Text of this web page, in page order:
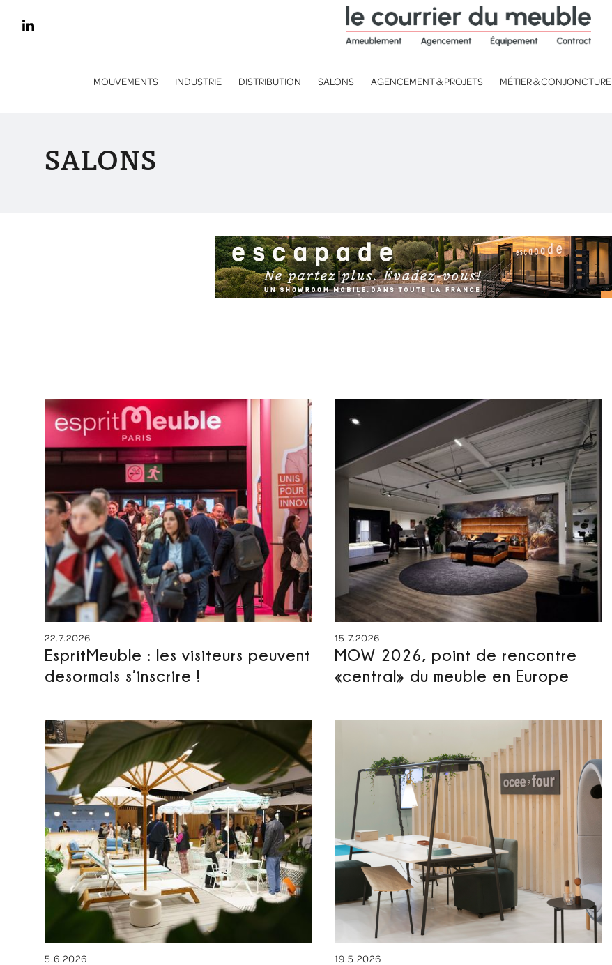
MOUVEMENTS INDUSTRIE DISTRIBUTION SALONS AGENCEMENT & PROJETS MÉTIER & CONJONCTURE
SALONS
22.7.2026
EspritMeuble : les visiteurs peuvent
desormais s’inscrire !
15.7.2026
MOW 2026, point de rencontre
«central» du meuble en Europe
5.6.2026 19.5.2026